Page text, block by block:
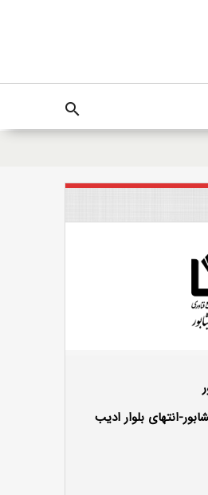
search
انتهای بلوار ادیب